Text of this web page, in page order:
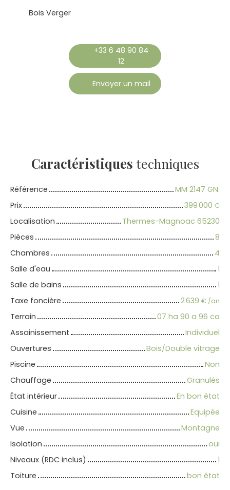
Bois Verger
+33 6 48 90 84
12
Envoyer un mail
Caractéristiques techniques
Référence
MM 2147 GN.
Prix
399 000 €
Localisation
Thermes-Magnoac 65230
Pièces
8
Chambres
4
Salle d'eau
1
Salle de bains
1
Taxe foncière
2 639 € /an
Terrain
07 ha 90 a 96 ca
Assainissement
Individuel
Ouvertures
Bois/Double vitrage
Piscine
Non
Chauffage
Granulés
État intérieur
En bon état
Cuisine
Equipée
Vue
Montagne
Isolation
oui
Niveaux (RDC inclus)
1
Toiture
bon état